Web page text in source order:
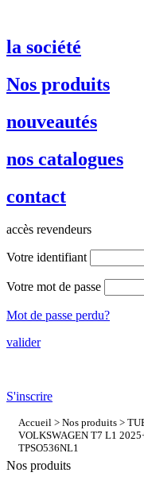
la société
Nos produits
nouveautés
nos catalogues
contact
accès revendeurs
Votre identifiant
Votre mot de passe
Mot de passe perdu?
valider
S'inscrire
Accueil > Nos produits >
VOLKSWAGEN T7 L1
TPSO536NL1
Nos produits